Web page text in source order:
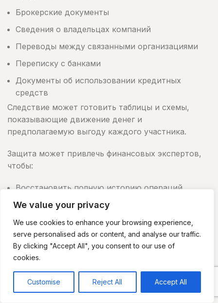
We value your privacy
We use cookies to enhance your browsing experience,
serve personalised ads or content, and analyse our traffic.
By clicking "Accept All", you consent to our use of
cookies.
Customise Reject All Accept All
Брокерские документы
Сведения о владельцах компаний
Переводы между связанными организациями
Переписку с банками
Документы об использовании кредитных
средств
Следствие может готовить таблицы и схемы,
показывающие движение денег и
предполагаемую выгоду каждого участника.
Защита может привлечь финансовых экспертов,
чтобы:
Восстановить полную историю операций
Сопоставить банковские выписки с
Выявить законную выручку и расходы
Проследить использование кредита
общими владельцами